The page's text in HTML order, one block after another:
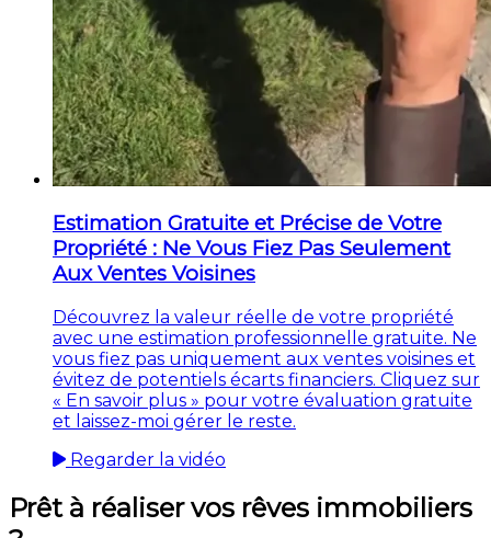
Estimation Gratuite et Précise de Votre
Propriété : Ne Vous Fiez Pas Seulement
Aux Ventes Voisines
Découvrez la valeur réelle de votre propriété
avec une estimation professionnelle gratuite. Ne
vous fiez pas uniquement aux ventes voisines et
évitez de potentiels écarts financiers. Cliquez sur
« En savoir plus » pour votre évaluation gratuite
et laissez-moi gérer le reste.
Regarder la vidéo
Prêt à réaliser vos rêves immobiliers